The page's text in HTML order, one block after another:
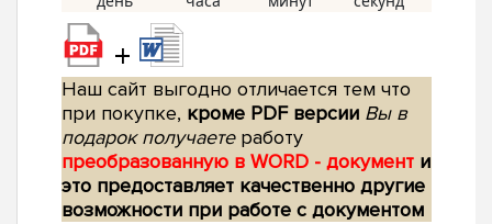
+
Наш сайт выгодно отличается тем что
при покупке, кроме PDF версии Вы в
подарок получаетеработу
преобразованную в WORD - документ и
это предоставляет качественно другие
возможности при работе с документом